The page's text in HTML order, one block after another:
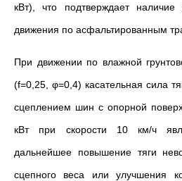
кВт), что подтверждает наличие
движения по асфальтированным
При движении по влажной
(f=0,25, φ=0,4) касательная сила
сцеплением шин с опорной
кВт при скорости 10 км/ч
дальнейшее повышение тяги
сцепного веса или улучшения